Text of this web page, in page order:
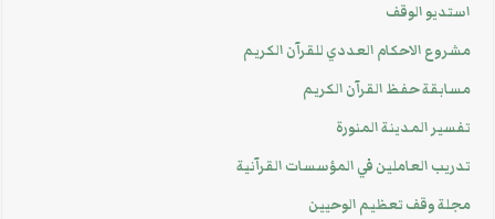
استديو الوقف
مشروع الاحكام العددي للقرآن الكريم
مسابقة حفظ القرآن الكريم
تفسير المدينة المنورة
تدريب العاملين في المؤسسات القرآنية
مجلة وقف تعظيم الوحيين